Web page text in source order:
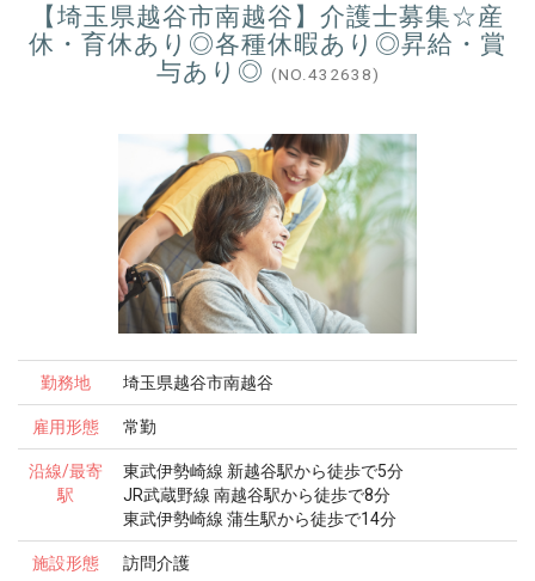
【埼玉県越谷市南越谷】介護士募集☆産
休・育休あり◎各種休暇あり◎昇給・賞
与あり◎ (NO.432638)
勤務地 埼玉県越谷市南越谷
雇用形態 常勤
沿線/最寄
駅
東武伊勢崎線 新越谷駅から徒歩で5分
JR武蔵野線 南越谷駅から徒歩で8分
東武伊勢崎線 蒲生駅から徒歩で14分
施設形態 訪問介護